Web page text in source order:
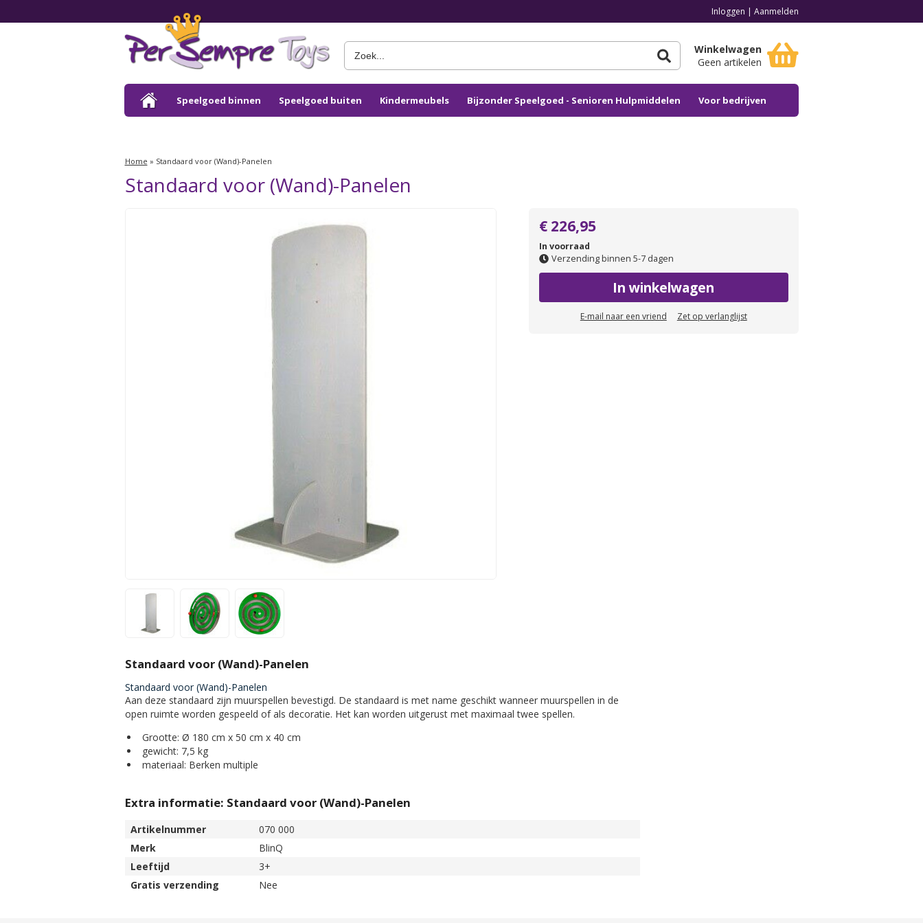
Inloggen | Aanmelden
Winkelwagen
Geen artikelen
Speelgoed binnen Speelgoed buiten Kindermeubels Bijzonder Speelgoed - Senioren Hulpmiddelen Voor bedrijven
Home » Standaard voor (Wand)-Panelen
Standaard voor (Wand)-Panelen
€ 226,95
In voorraad
Verzending binnen 5-7 dagen
In winkelwagen
E-mail naar een vriend Zet op verlanglijst
Standaard voor (Wand)-Panelen
Standaard voor (Wand)-Panelen
Aan deze standaard zijn muurspellen bevestigd. De standaard is met name geschikt wanneer muurspellen in de
open ruimte worden gespeeld of als decoratie. Het kan worden uitgerust met maximaal twee spellen.
Grootte: Ø 180 cm x 50 cm x 40 cm
gewicht: 7,5 kg
materiaal: Berken multiple
Extra informatie: Standaard voor (Wand)-Panelen
Artikelnummer
070 000
Merk
BlinQ
Leeftijd
3+
Gratis verzending
Nee